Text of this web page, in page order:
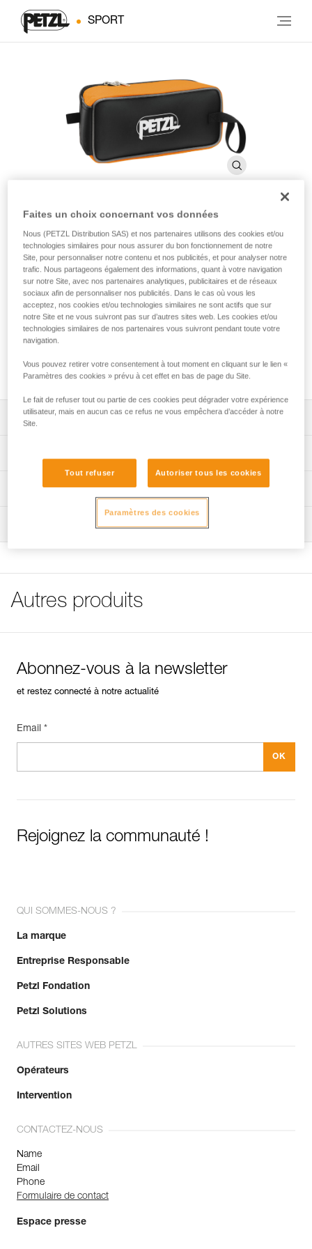
SPORT
Pochette FAKIR
Pochette robuste pour crampons
La pochette FAKIR permet le transport des crampons et peut
également contenir des broches à glaces, des lames
supplémentaires... Le fond semi-rigide renforcé protège le
sac contre les pointes acérées. Le matériel sèche
évacuation de l'eau.
Descriptif
le sac à dos des pointes acérées.
Filet permettant une bonne ventilation et évacuation de
Matière(s): polyester, TPU
Conditionnement : 1
Informations techniques
Télécharger le pdf CRAMPONS - ACCESSORY
FAQ
Voir tous les contenus techniques
Autres produits
Abonnez-vous à la newsletter
et restez connecté à notre actualité
Email *
Rejoignez la communauté !
QUI SOMMES-NOUS ?
La marque
Entreprise Responsable
Petzl Fondation
Petzl Solutions
AUTRES SITES WEB PETZL
Opérateurs
Intervention
CONTACTEZ-NOUS
Name
Email
Phone
Formulaire de contact
Espace presse
Faites un choix concernant vos données
Nous (PETZL Distribution SAS) et nos partenaires utilisons des cookies et/ou
technologies similaires pour nous assurer du bon fonctionnement de notre
Site, pour personnaliser notre contenu et nos publicités, et pour analyser notre
trafic. Nous partageons également des informations, quant à votre navigation
sur notre Site, avec nos partenaires analytiques, publicitaires et de réseaux
sociaux afin de personnaliser nos publicités. Dans le cas où vous les
acceptez, nos cookies et/ou technologies similaires ne sont actifs que sur
notre Site et ne vous suivront pas sur d’autres sites web. Les cookies et/ou
technologies similaires de nos partenaires vous suivront pendant toute votre
navigation.
Vous pouvez retirer votre consentement à tout moment en cliquant sur le lien «
Paramètres des cookies » prévu à cet effet en bas de page du Site.
Le fait de refuser tout ou partie de ces cookies peut dégrader votre expérience
utilisateur, mais en aucun cas ce refus ne vous empêchera d’accéder à notre
Site.
Tout refuser Autoriser tous les cookies
Paramètres des cookies